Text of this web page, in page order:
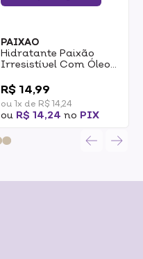
PAIXAO
Hidratante Paixão
Irresistível Com Óleo
Desodorante 200mL
R$ 14,99
ou 1x de R$ 14,24
ou R$ 14,24 no PIX